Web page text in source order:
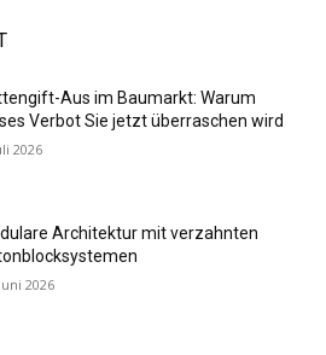
Aus im Baumarkt: Warum
Verbot Sie jetzt überraschen wird
2026
Architektur mit verzahnten
2026